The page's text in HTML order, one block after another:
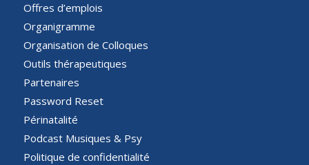
Offres d’emplois
Organigramme
Organisation de Colloques
Outils thérapeutiques
Partenaires
Password Reset
Périnatalité
Podcast Musiques & Psy
Politique de confidentialité